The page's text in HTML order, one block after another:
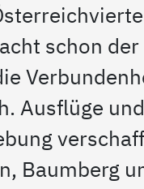
schon
Ausflüge
Baumberg